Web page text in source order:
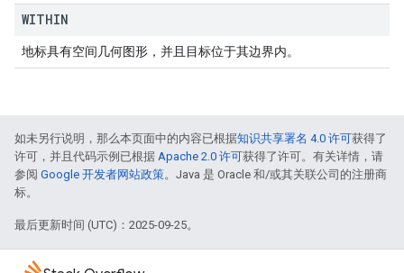
WITHIN
地标具有空间几何图形，并且目标位于其边界内。
如未另行说明，那么本页面中的内容已根据知识共享署名 4.0 许可获得了
许可，并且代码示例已根据 Apache 2.0 许可获得了许可。有关详情，请
参阅 Google 开发者网站政策。Java 是 Oracle 和/或其关联公司的注册商
标。
最后更新时间 (UTC)：2025-09-25。